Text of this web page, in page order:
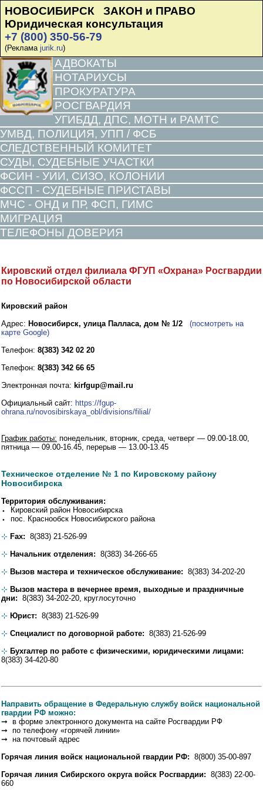
НОВОСИБИРСК ЗАКОН и ПРАВО
Юридическая консультация
+7 (800) 350-56-79
(Реклама jurik.ru)
АДВОКАТЫ
НОТАРИУСЫ
ПРОКУРАТУРА
РОСГВАРДИЯ
УГИБДД, ДПС, МОТН и РАМТС
УМВД, ПОЛИЦИЯ, УПП / ФСБ
СЛЕДСТВЕННЫЙ КОМИТЕТ
СУДЫ, СУДЕБНЫЕ УЧАСТКИ
ФСИН - УИИ, СИЗО, КОЛОНИИ
ФССП - СУДЕБНЫЕ ПРИСТАВЫ
МЧС - ОНД и ПР, ФСП, ГИМС
МИГРАЦИЯ
ТЕЛЕФОНЫ ДОВЕРИЯ
Кировский отдел филиала ФГУП «Охрана» Росгвардии
по Новосибирской области
Кировский район
Адрес: Новосибирск, улица Палласа, дом № 1/2
(посмотреть на
карте Google)
Телефон: 8(383) 342 02 20
Телефон: 8(383) 342 66 65
Электронная почта: kirfgup@mail.ru
Официальный сайт: https://fgup-
ohrana.ru/novosibirskaya_obl/divisions/filial/
График работы: понедельник, вторник, среда, четверг — 09.00-18.00,
пятница — 09.00-16.45, перерыв — 13.00-13.45
Техническое отделение № 1 по Кировскому району
Новосибирска
Территория обслуживания:
⬩ Кировский район Новосибирска
⬩ пос. Краснообск Новосибирского района
⊹ Fax: 8(383) 21-526-99
⊹ Начальник отделения: 8(383) 34-266-65
⊹ Вызов мастера и техническое обслуживание: 8(383) 34-202-20
⊹ Вызов мастера в вечернее время, выходные и праздничные
дни: 8(383) 34-202-20, круглосуточно
⊹ Юрист: 8(383) 21-526-99
⊹ Специалист по договорной работе: 8(383) 21-526-99
⊹ Бухгалтер по работе с физическими, юридическими лицами:
8(383) 34-420-80
Направить обращение в Федеральную службу войск национальной
гвардии РФ можно:
➞ в форме электронного документа на сайте Росгвардии РФ
➞ по телефону «горячей линии»
➞ на почтовый адрес
Горячая линия войск национальной гвардии РФ: 8(800) 35-00-897
Горячая линия Сибирского округа войск Росгвардии: 8(383) 22-00-
660